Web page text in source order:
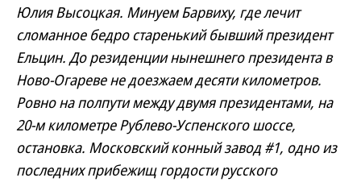
Юлия Высоцкая. Минуем Барвиху, где лечит
сломанное бедро старенький бывший президент
Ельцин. До резиденции нынешнего президента в
Ново-Огареве не доезжаем десяти километров.
Ровно на полпути между двумя президентами, на
20-м километре Рублево-Успенского шоссе,
остановка. Московский конный завод #1, одно из
последних прибежищ гордости русского